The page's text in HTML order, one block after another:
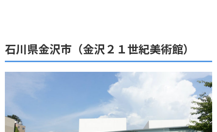
石川県金沢市（金沢２１世紀美術館）